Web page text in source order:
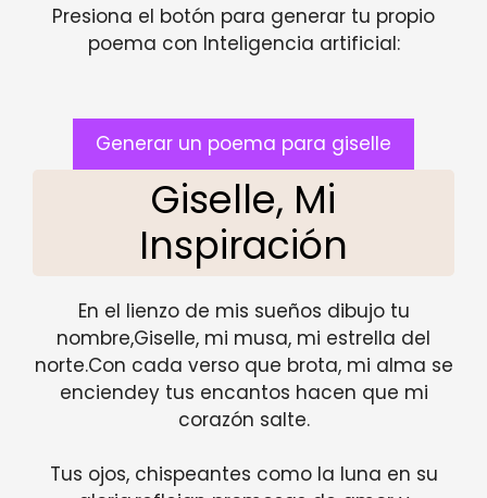
Presiona el botón para generar tu propio
poema con Inteligencia artificial:
Generar un poema para giselle
Giselle, Mi
Inspiración
En el lienzo de mis sueños dibujo tu
nombre,Giselle, mi musa, mi estrella del
norte.Con cada verso que brota, mi alma se
enciendey tus encantos hacen que mi
corazón salte.
Tus ojos, chispeantes como la luna en su